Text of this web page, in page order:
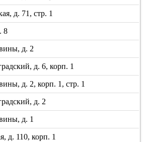
д. 71, стр. 1
8
д. 2
д. 6, корп. 1
д. 2, корп. 1, стр. 1
д. 2
д. 1
д. 110, корп. 1